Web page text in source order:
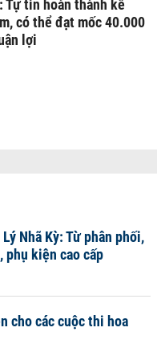
Tự tin hoàn thành kế
có thể đạt mốc 40.000
lợi
Nhã Kỳ: Từ phân phối,
kiện cao cấp
cho các cuộc thi hoa